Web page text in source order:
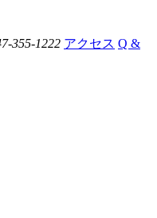
355-1222 アクセス Q &